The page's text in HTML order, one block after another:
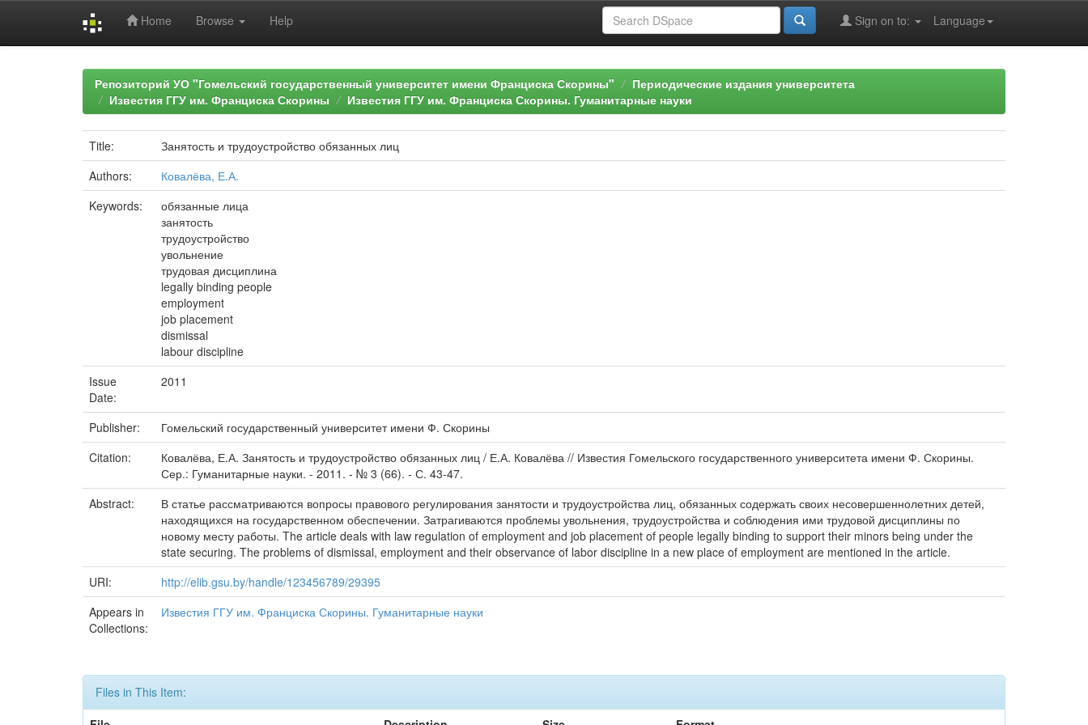
Home Browse Help Language
Sign on to:
Репозиторий УО "Гомельский государственный университет имени Франциска Скорины"
Периодические издания университета
Известия ГГУ им. Франциска Скорины
Известия ГГУ им. Франциска Скорины. Гуманитарные науки
Title:
Занятость и трудоустройство обязанных лиц
Authors:
Ковалёва, Е.А.
Keywords:
обязанные лица
занятость
трудоустройство
увольнение
трудовая дисциплина
legally binding people
employment
job placement
dismissal
labour discipline
Issue
Date:
2011
Publisher:
Гомельский государственный университет имени Ф. Скорины
Citation:
Ковалёва, Е.А. Занятость и трудоустройство обязанных лиц / Е.А. Ковалёва // Известия Гомельского государственного университета имени Ф. Скорины.
Сер.: Гуманитарные науки. - 2011. - № 3 (66). - С. 43-47.
Abstract:
В статье рассматриваются вопросы правового регулирования занятости и трудоустройства лиц, обязанных содержать своих несовершеннолетних детей,
находящихся на государственном обеспечении. Затрагиваются проблемы увольнения, трудоустройства и соблюдения ими трудовой дисциплины по
новому месту работы. The article deals with law regulation of employment and job placement of people legally binding to support their minors being under the
state securing. The problems of dismissal, employment and their observance of labor discipline in a new place of employment are mentioned in the article.
URI:
http://elib.gsu.by/handle/123456789/29395
Appears in
Collections:
Известия ГГУ им. Франциска Скорины. Гуманитарные науки
Files in This Item: